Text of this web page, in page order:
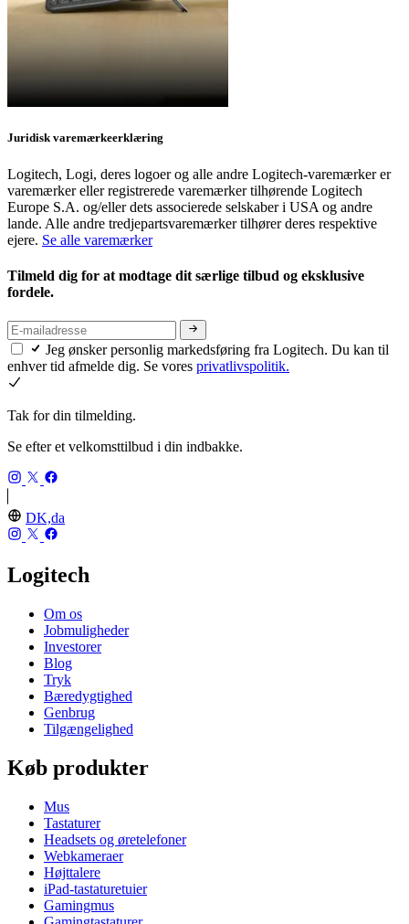
Juridisk varemærkeerklæring
Logitech, Logi, deres logoer og alle andre Logitech-varemærker er
varemærker eller registrerede varemærker tilhørende Logitech
Europe S.A. og/eller dets associerede selskaber i USA og andre
lande. Alle andre tredjepartsvaremærker tilhører deres respektive
ejere. Se alle varemærker
Tilmeld dig for at modtage dit særlige tilbud og eksklusive
fordele.
Jeg ønsker personlig markedsføring fra Logitech. Du kan til
enhver tid afmelde dig. Se vores privatlivspolitik.
Tak for din tilmelding.
Se efter et velkomsttilbud i din indbakke.
DK,da
Logitech
Om os
Jobmuligheder
Investorer
Blog
Tryk
Bæredygtighed
Genbrug
Tilgængelighed
Køb produkter
Mus
Tastaturer
Headsets og øretelefoner
Webkameraer
Højttalere
iPad-tastaturetuier
Gamingmus